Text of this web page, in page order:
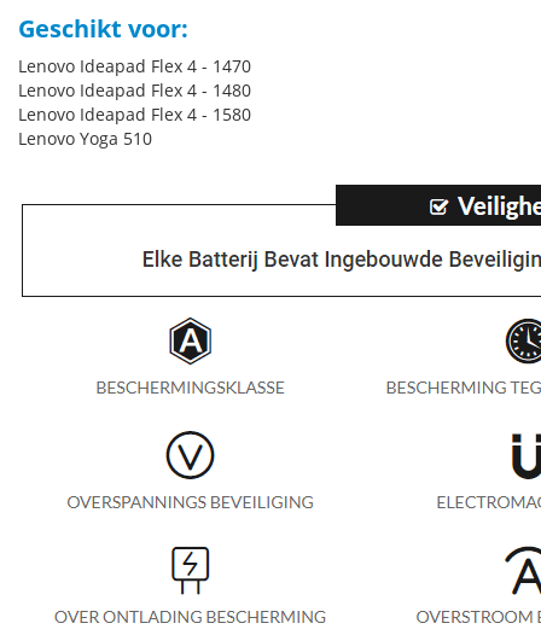
Geschikt voor:
Lenovo Ideapad Flex 4 - 1470
Lenovo Ideapad Flex 4 - 1480
Lenovo Ideapad Flex 4 - 1580
Lenovo Yoga 510